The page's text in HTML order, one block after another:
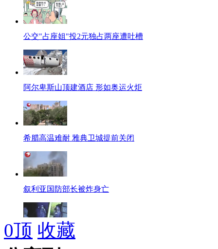
公交"占座姐"投2元独占两座遭吐槽
阿尔卑斯山顶建酒店 形如奥运火炬
希腊高温难耐 雅典卫城提前关闭
叙利亚国防部长被炸身亡
实拍南宁"鸭舌帽9人组"暴力抢工地
0顶 收藏